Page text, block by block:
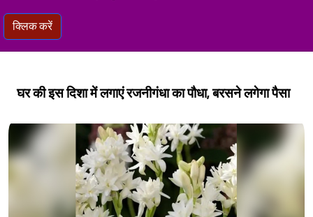
क्लिक करें
घर की इस दिशा में लगाएं रजनीगंधा का पौधा, बरसने लगेगा पैसा